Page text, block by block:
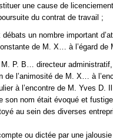
une cause de
du contrat de travail ;
débats un nombre important
de M. X… à l’égard de
P. B… directeur
l’animosité de M. X… à
à l’encontre de M. Yves D.
son nom était évoqué et
au sein des diverses
ou dictée par une